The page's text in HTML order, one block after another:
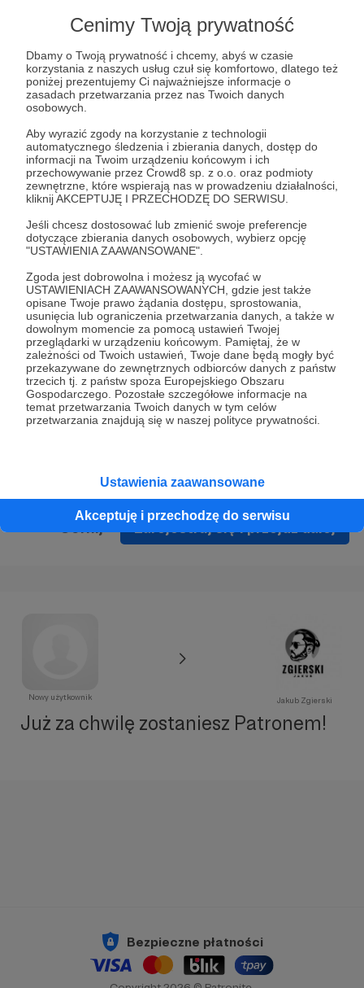
Cenimy Twoją prywatność
Dbamy o Twoją prywatność i chcemy, abyś w czasie
korzystania z naszych usług czuł się komfortowo, dlatego też
poniżej prezentujemy Ci najważniejsze informacje o
zasadach przetwarzania przez nas Twoich danych
osobowych.
Aby wyrazić zgody na korzystanie z technologii
automatycznego śledzenia i zbierania danych, dostęp do
informacji na Twoim urządzeniu końcowym i ich
przechowywanie przez Crowd8 sp. z o.o. oraz podmioty
zewnętrzne, które wspierają nas w prowadzeniu działalności,
kliknij AKCEPTUJĘ I PRZECHODZĘ DO SERWISU.
Jeśli chcesz dostosować lub zmienić swoje preferencje
dotyczące zbierania danych osobowych, wybierz opcję
"USTAWIENIA ZAAWANSOWANE".
Zgoda jest dobrowolna i możesz ją wycofać w
USTAWIENIACH ZAAWANSOWANYCH, gdzie jest także
opisane Twoje prawo żądania dostępu, sprostowania,
usunięcia lub ograniczenia przetwarzania danych, a także w
dowolnym momencie za pomocą ustawień Twojej
przeglądarki w urządzeniu końcowym. Pamiętaj, że w
zależności od Twoich ustawień, Twoje dane będą mogły być
przekazywane do zewnętrznych odbiorców danych z państw
trzecich tj. z państw spoza Europejskiego Obszaru
Gospodarczego. Pozostałe szczegółowe informacje na
temat przetwarzania Twoich danych w tym celów
przetwarzania znajdują się w naszej polityce prywatności.
Ustawienia zaawansowane
Akceptuję i przechodzę do serwisu
wyrażenia sprzeciwu wobec przetwarzania Twoich danych
osobowych. Rejestracja dla osób niepełnoletnich możliwa
jest po przekazaniu podpisanego formularza "Zgodna na
założenie konta przez osobę niepełnoletnią", formularz
dostępny jest na stronie regulaminu Patronite.pl.
* Zapoznałem się i akceptujęRegulaminserwisu oraz
* Wyrażam zgodę na przetwarzanie moich danych
osobowych podanych w formularzu rejestracyjnym w celu
prawidłowego świadczenia usług serwisu Patronite.
Wyrażam zgodę na otrzymywanie drogą elektroniczną
informacji handlowych - newslettera. Opcja ta może zostać
zmieniona w ustawieniach konta.
Zarejestruj się i przejdź dalej
Nowy użytkownik Jakub Zgierski
Już za chwilę zostaniesz Patronem!
Bezpieczne płatności